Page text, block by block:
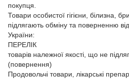
покупця.
Товари особистої гігієни, білизна,
підлягають обміну та поверненню
України:
ПЕРЕЛІК
товарів належної якості, що не
(повернення)
Продовольчі товари, лікарські